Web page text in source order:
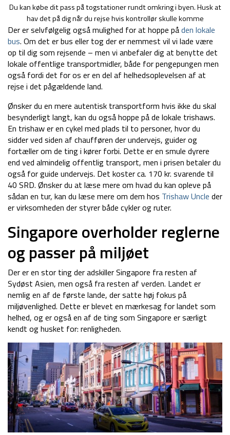
Du kan købe dit pass på togstationer rundt omkring i byen. Husk at
hav det på dig når du rejse hvis kontrollør skulle komme
Der er selvfølgelig også mulighed for at hoppe påden lokale
bus. Om det er bus eller tog der er nemmest vil vi lade være
op til dig som rejsende – men vi anbefaler dig at benytte det
lokale offentlige transportmidler, både for pengepungen men
også fordi det for os er en del af helhedsoplevelsen af at
rejse i det pågældende land.
Ønsker du en mere autentisk transportform hvis ikke du skal
besynderligt langt, kan du også hoppe på de lokale trishaws.
En trishaw er en cykel med plads til to personer, hvor du
sidder ved siden af chaufføren der undervejs, guider og
fortæller om de ting i kører forbi. Dette er en smule dyrere
end ved almindelig offentlig transport, men i prisen betaler du
også for guide undervejs. Det koster ca. 170 kr. svarende til
40 SRD. Ønsker du at læse mere om hvad du kan opleve på
sådan en tur, kan du læse mere om dem hos Trishaw Uncle der
er virksomheden der styrer både cykler og ruter.
Singapore overholder reglerne
og passer på miljøet
Der er en stor ting der adskiller Singapore fra resten af
Sydøst Asien, men også fra resten af verden. Landet er
nemlig en af de første lande, der satte høj fokus på
miljøvenlighed. Dette er blevet en mærkesag for landet som
helhed, og er også en af de ting som Singapore er særligt
kendt og husket for: renligheden.